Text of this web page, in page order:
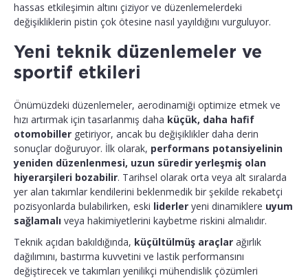
hassas etkileşimin altını çiziyor ve düzenlemelerdeki
değişikliklerin pistin çok ötesine nasıl yayıldığını vurguluyor.
Yeni teknik düzenlemeler ve
sportif etkileri
Önümüzdeki düzenlemeler, aerodinamiği optimize etmek ve
hızı artırmak için tasarlanmış daha küçük, daha hafif
otomobiller getiriyor, ancak bu değişiklikler daha derin
sonuçlar doğuruyor. İlk olarak, performans potansiyelinin
yeniden düzenlenmesi, uzun süredir yerleşmiş olan
hiyerarşileri bozabilir. Tarihsel olarak orta veya alt sıralarda
yer alan takımlar kendilerini beklenmedik bir şekilde rekabetçi
pozisyonlarda bulabilirken, eski liderler yeni dinamiklere uyum
sağlamalı veya hakimiyetlerini kaybetme riskini almalıdır.
Teknik açıdan bakıldığında, küçültülmüş araçlar ağırlık
dağılımını, bastırma kuvvetini ve lastik performansını
değiştirecek ve takımları yenilikçi mühendislik çözümleri